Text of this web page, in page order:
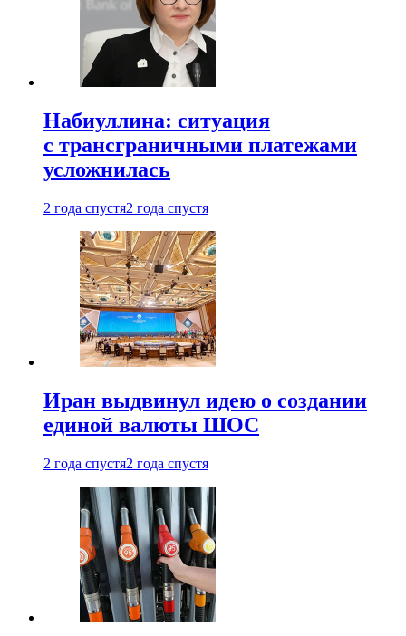
Набиуллина: ситуация
с трансграничными платежами
усложнилась
2 года спустя2 года спустя
Иран выдвинул идею о создании
единой валюты ШОС
2 года спустя2 года спустя